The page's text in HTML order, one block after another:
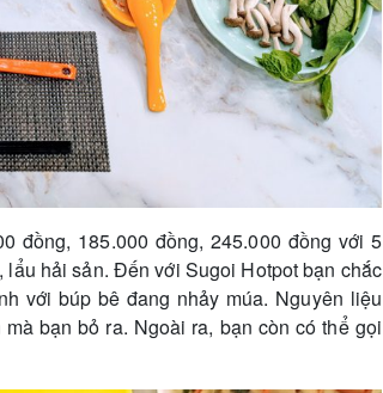
đồng, 185.000 đồng, 245.000 đồng với 5
hải sản. Đến với Sugoi Hotpot bạn chắc
với búp bê đang nhảy múa. Nguyên liệu
bạn bỏ ra. Ngoài ra, bạn còn có thể gọi